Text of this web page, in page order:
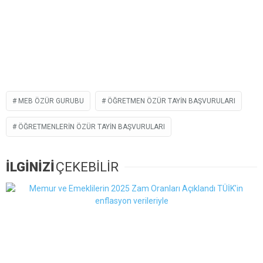
MEB ÖZÜR GURUBU ÖĞRETMEN ÖZÜR TAYIN BAŞVURULARI
ÖĞRETMENLERIN ÖZÜR TAYIN BAŞVURULARI
İLGİNİZİ ÇEKEBİLİR